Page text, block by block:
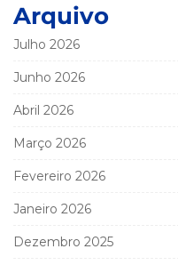
Arquivo
Julho 2026
Junho 2026
Abril 2026
Março 2026
Fevereiro 2026
Janeiro 2026
Dezembro 2025